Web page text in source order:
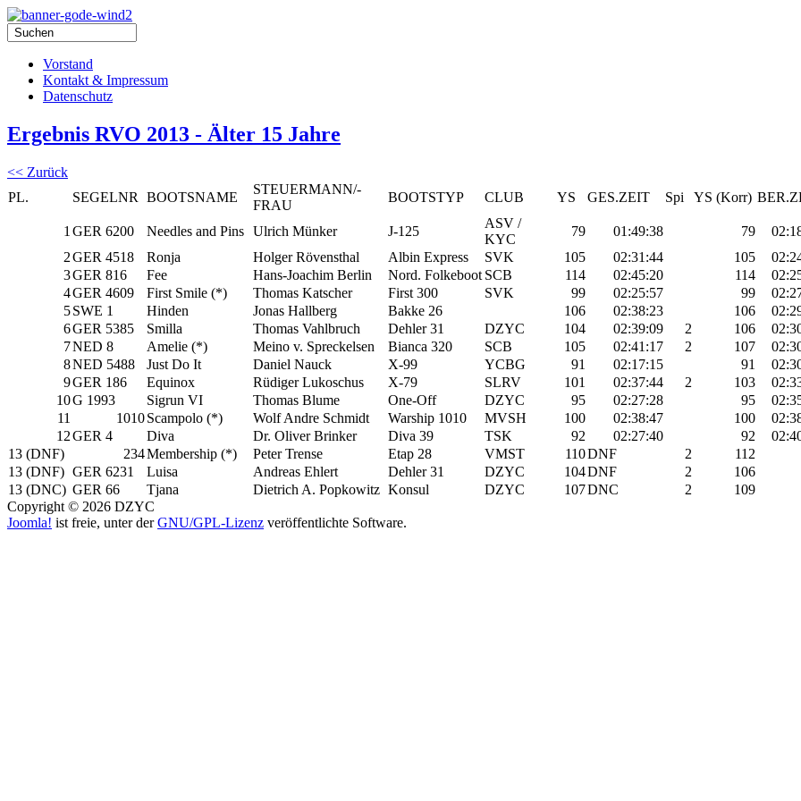
Vorstand
Kontakt & Impressum
Datenschutz
Ergebnis RVO 2013 - Älter 15 Jahre
<< Zurück
PL.
SEGELNR BOOTSNAME
STEUERMANN/-
FRAU
BOOTSTYP CLUB YS GES.ZEIT Spi YS (Korr)
1 GER 6200 Needles and Pins Ulrich Münker J-125
ASV /
KYC
79 01:49:38 79
2GER 4518 Ronja Holger Rövensthal Albin Express SVK 105 02:31:44 105
3GER 816 Fee Hans-Joachim Berlin Nord. Folkeboot SCB 114 02:45:20 114
4GER 4609 First Smile (*) Thomas Katscher First 300 SVK 99 02:25:57 99
5SWE 1 Hinden Jonas Hallberg Bakke 26 106 02:38:23 106
6GER 5385 Smilla Thomas Vahlbruch Dehler 31 DZYC 104 02:39:09 2 106
7NED 8 Amelie (*) Meino v. Spreckelsen Bianca 320 SCB 105 02:41:17 2 107
8NED 5488 Just Do It Daniel Nauck X-99 YCBG 91 02:17:15 91
9GER 186 Equinox Rüdiger Lukoschus X-79 SLRV 101 02:37:44 2 103
10G 1993 Sigrun VI Thomas Blume One-Off DZYC 95 02:27:28 95
11
1010Scampolo (*) Wolf Andre Schmidt Warship 1010 MVSH 100 02:38:47 100
12GER 4 Diva Dr. Oliver Brinker Diva 39 TSK 92 02:27:40 92
13 (DNF)
234Membership (*) Peter Trense Etap 28 VMST 110DNF 2
112
13 (DNF) GER 6231 Luisa Andreas Ehlert Dehler 31 DZYC 104DNF 2
106
13 (DNC) GER 66 Tjana Dietrich A. Popkowitz Konsul DZYC 107DNC 2
109
Copyright © 2026 DZYC
Joomla! ist freie, unter derGNU/GPL-Lizenz veröffentlichte Software.